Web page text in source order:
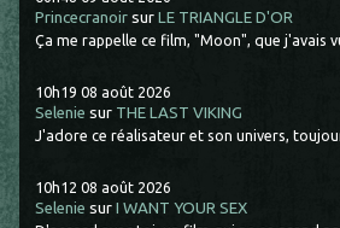
Princecranoir surLE TRIANGLE D'OR
Ça me rappelle ce film, "Moon", que j'avais
10h19 08 août 2026
Selenie sur THE LAST VIKING
J'adore ce réalisateur et son univers,
10h12 08 août 2026
Selenie surI WANT YOUR SEX